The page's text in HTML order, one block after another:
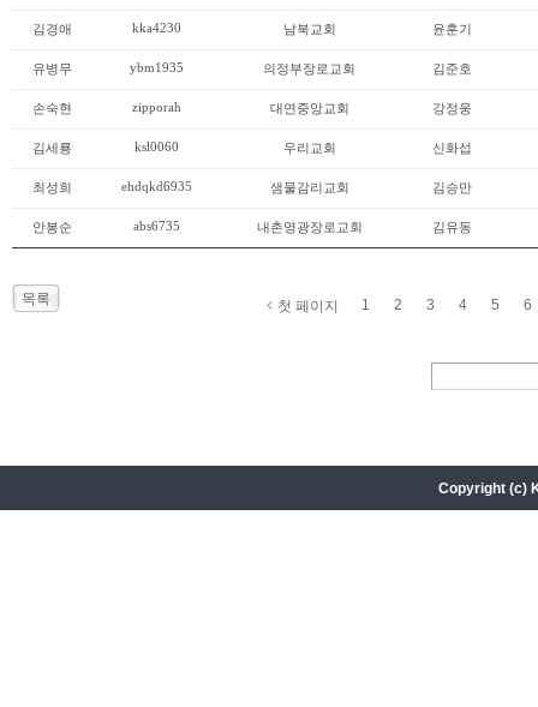
김경애 kka4230 남북교회 윤훈기
유병무 ybm1935 의정부장로교회 김준호
손숙현 zipporah 대연중앙교회 강정웅
김세룡 ksl0060 우리교회 신화섭
최성희 ehdqkd6935 샘물감리교회 김승만
안봉순 abs6735 내촌영광장로교회 김유동
목록 첫 페이지 1 2 3 4 5 6
Copyright (c)